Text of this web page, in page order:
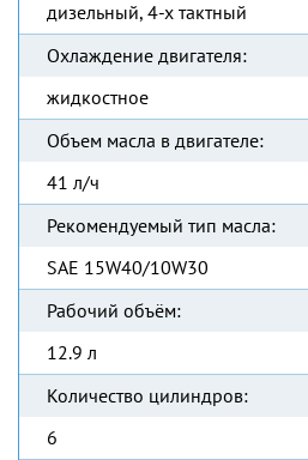
дизельный, 4-х тактный
Охлаждение двигателя:
жидкостное
Объем масла в двигателе:
41 л/ч
Рекомендуемый тип масла:
SAE 15W40/10W30
Рабочий объём:
12.9 л
Количество цилиндров:
6